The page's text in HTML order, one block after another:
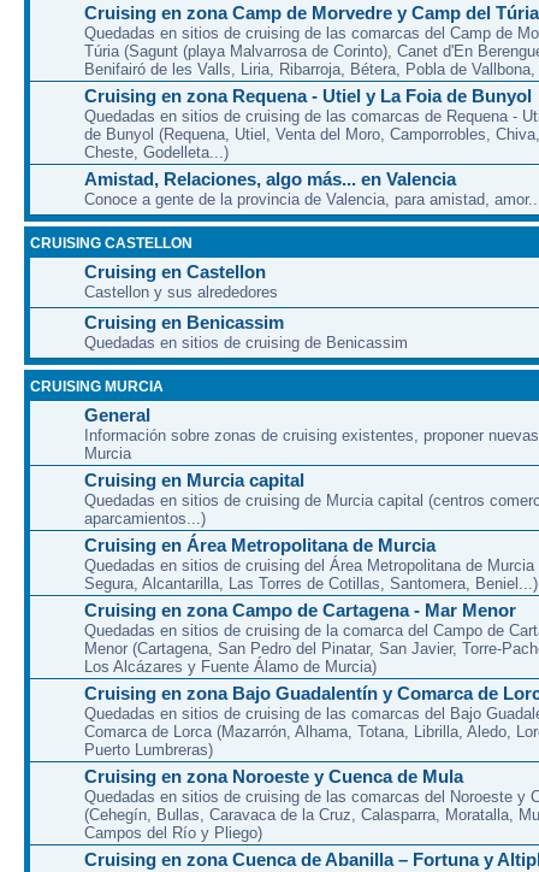
Cruising en zona Camp de Morvedre y Camp del Túria
Quedadas en sitios de cruising de las comarcas del Camp de
Túria (Sagunt (playa Malvarrosa de Corinto), Canet d'En
Benifairó de les Valls, Liria, Ribarroja, Bétera, Pobla de
Cruising en zona Requena - Utiel y La Foia de Bunyol
Quedadas en sitios de cruising de las comarcas de Requena -
de Bunyol (Requena, Utiel, Venta del Moro, Camporrobles,
Cheste, Godelleta...)
Amistad, Relaciones, algo más... en Valencia
Conoce a gente de la provincia de Valencia, para amistad,
CRUISING CASTELLON
Cruising en Castellon
Castellon y sus alrededores
Cruising en Benicassim
Quedadas en sitios de cruising de Benicassim
CRUISING MURCIA
General
Información sobre zonas de cruising existentes, proponer
Murcia
Cruising en Murcia capital
Quedadas en sitios de cruising de Murcia capital (centros
aparcamientos...)
Cruising en Área Metropolitana de Murcia
Quedadas en sitios de cruising del Área Metropolitana de Murcia
Segura, Alcantarilla, Las Torres de Cotillas, Santomera, Beniel...)
Cruising en zona Campo de Cartagena - Mar Menor
Quedadas en sitios de cruising de la comarca del Campo de
Menor (Cartagena, San Pedro del Pinatar, San Javier, Torre-
Los Alcázares y Fuente Álamo de Murcia)
Cruising en zona Bajo Guadalentín y Comarca de
Quedadas en sitios de cruising de las comarcas del Bajo
Comarca de Lorca (Mazarrón, Alhama, Totana, Librilla, Aledo,
Puerto Lumbreras)
Cruising en zona Noroeste y Cuenca de Mula
Quedadas en sitios de cruising de las comarcas del Noroeste y
(Cehegín, Bullas, Caravaca de la Cruz, Calasparra, Moratalla,
Campos del Río y Pliego)
Cruising en zona Cuenca de Abanilla – Fortuna y